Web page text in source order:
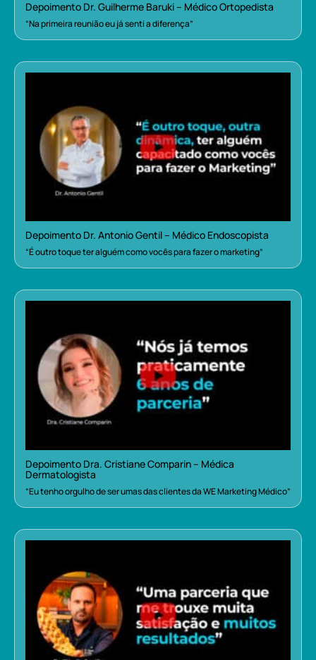
Depoimento Dr. Guilherme Baruki – Médico Ortopedista
“Na primeira reunião eu já senti a diferença”
Depoimento Dr. Antonio Gentil – Médico Endoscopista
“É outro toque ter alguém como vocês para fazer o marketing”
Depoimento Dra. Cristiane Comparin – Médica
Dermatologista
“Eu tenho orgulho de ser umas das clientes da WE Marketing Médico”